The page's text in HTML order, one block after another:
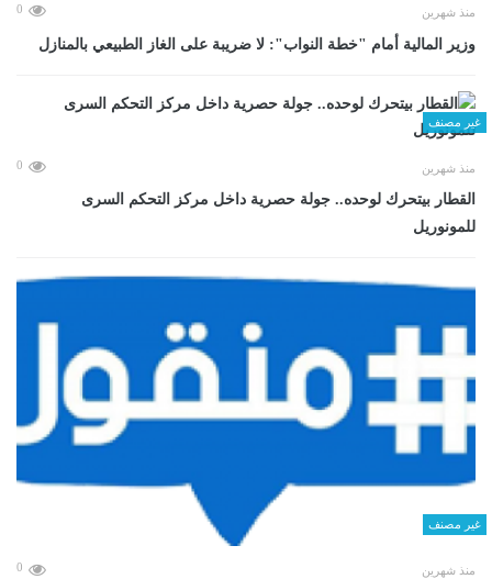
منذ شهرين 0
وزير المالية أمام "خطة النواب": لا ضريبة على الغاز الطبيعي بالمنازل
غير مصنف
منذ شهرين 0
القطار بيتحرك لوحده.. جولة حصرية داخل مركز التحكم السرى
للمونوريل
غير مصنف
منذ شهرين 0